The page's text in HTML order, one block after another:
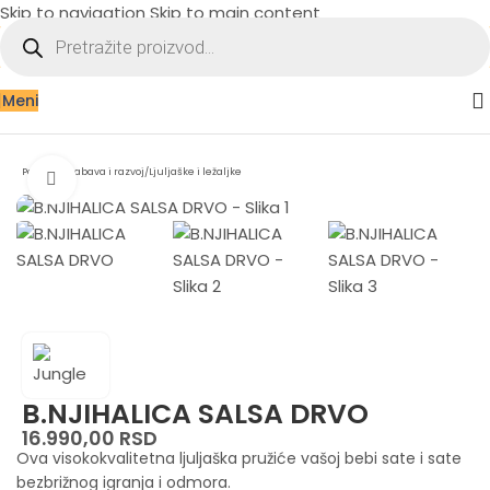
Skip to navigation Skip to main content
Meni
Početna Zabava i razvoj/Ljuljaške i ležaljke
Zumiraj sliku
B.NJIHALICA SALSA DRVO
16.990,00 RSD
Ova visokokvalitetna ljuljaška pružiće vašoj bebi sate i sate
bezbrižnog igranja i odmora.